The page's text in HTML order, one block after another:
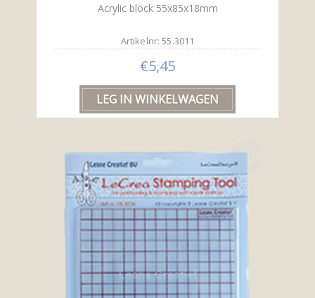
Acrylic block 55x85x18mm
Artikelnr: 55.3011
€5,45